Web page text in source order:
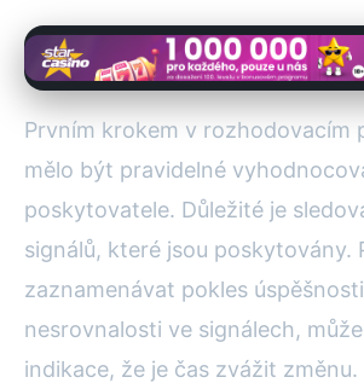
Prvním krokem v rozhodovacím
mělo být pravidelné
poskytovatele. Důležité je
signálů, které jsou poskytovány.
zaznamenávat pokles
nesrovnalosti ve signálech,
indikace, že je čas zvážit